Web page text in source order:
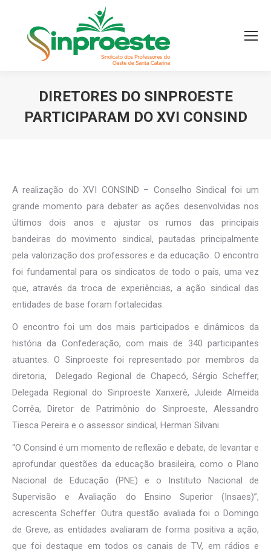
DIRETORES DO SINPROESTE
PARTICIPARAM DO XVI CONSIND
A realização do XVI CONSIND – Conselho Sindical foi um
grande momento para debater as ações desenvolvidas nos
últimos dois anos e ajustar os rumos das principais
bandeiras do movimento sindical, pautadas principalmente
pela valorização dos professores e da educação. O encontro
foi fundamental para os sindicatos de todo o país, uma vez
que, através da troca de experiências, a ação sindical das
entidades de base foram fortalecidas.
O encontro foi um dos mais participados e dinâmicos da
história da Confederação, com mais de 340 participantes
atuantes. O Sinproeste foi representado por membros da
diretoria, Delegado Regional de Chapecó, Sérgio Scheffer,
Delegada Regional do Sinproeste Xanxerê, Juleide Almeida
Corrêa, Diretor de Patrimônio do Sinproeste, Alessandro
Tiesca Pereira e o assessor sindical, Herman Silvani.
“O Consind é um momento de reflexão e debate, de levantar e
aprofundar questões da educação brasileira, como o Plano
Nacional de Educação (PNE) e o Instituto Nacional de
Supervisão e Avaliação do Ensino Superior (Insaes)”,
acrescenta Scheffer. Outra questão avaliada foi o Domingo
de Greve, as entidades avaliaram de forma positiva a ação,
que foi destaque em todos os canais de TV, em rádios e